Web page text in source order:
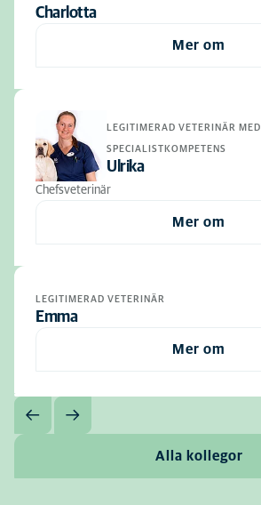
Charlotta
Mer om
LEGITIMERAD VETERINÄR MED
SPECIALISTKOMPETENS
Ulrika
Chefsveterinär
Mer om
LEGITIMERAD VETERINÄR
Emma
Mer om
Alla kollegor